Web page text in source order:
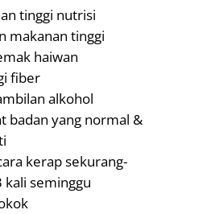
tinggi nutrisi
makanan tinggi
haiwan
fiber
alkohol
badan yang normal &
kerap sekurang-
kali seminggu